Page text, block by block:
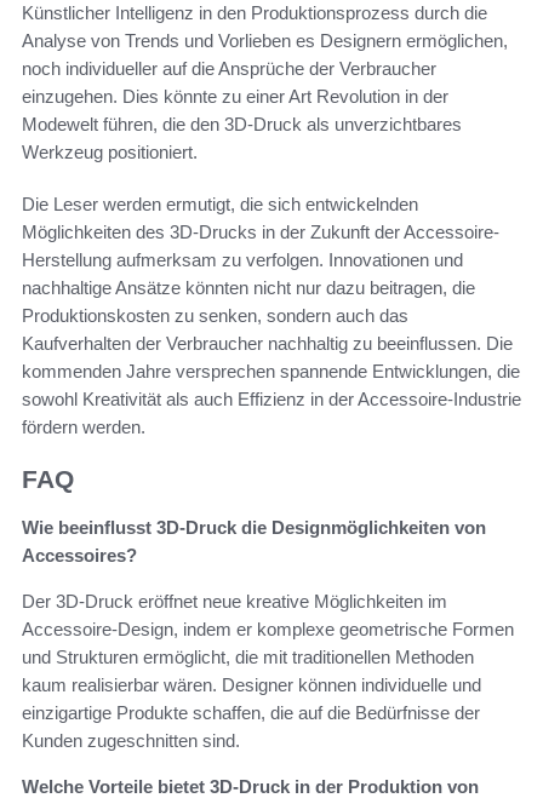
Künstlicher Intelligenz in den Produktionsprozess durch die
Analyse von Trends und Vorlieben es Designern ermöglichen,
noch individueller auf die Ansprüche der Verbraucher
einzugehen. Dies könnte zu einer Art Revolution in der
Modewelt führen, die den 3D-Druck als unverzichtbares
Werkzeug positioniert.
Die Leser werden ermutigt, die sich entwickelnden
Möglichkeiten des 3D-Drucks in der Zukunft der Accessoire-
Herstellung aufmerksam zu verfolgen. Innovationen und
nachhaltige Ansätze könnten nicht nur dazu beitragen, die
Produktionskosten zu senken, sondern auch das
Kaufverhalten der Verbraucher nachhaltig zu beeinflussen. Die
kommenden Jahre versprechen spannende Entwicklungen, die
sowohl Kreativität als auch Effizienz in der Accessoire-Industrie
fördern werden.
FAQ
Wie beeinflusst 3D-Druck die Designmöglichkeiten von
Accessoires?
Der 3D-Druck eröffnet neue kreative Möglichkeiten im
Accessoire-Design, indem er komplexe geometrische Formen
und Strukturen ermöglicht, die mit traditionellen Methoden
kaum realisierbar wären. Designer können individuelle und
einzigartige Produkte schaffen, die auf die Bedürfnisse der
Kunden zugeschnitten sind.
Welche Vorteile bietet 3D-Druck in der Produktion von